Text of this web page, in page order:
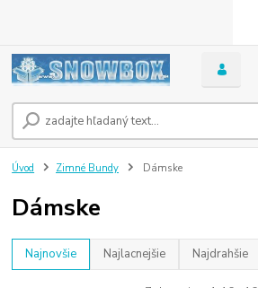
Úvod Zimné Bundy Dámske
Dámske
Najnovšie Najlacnejšie Najdrahšie